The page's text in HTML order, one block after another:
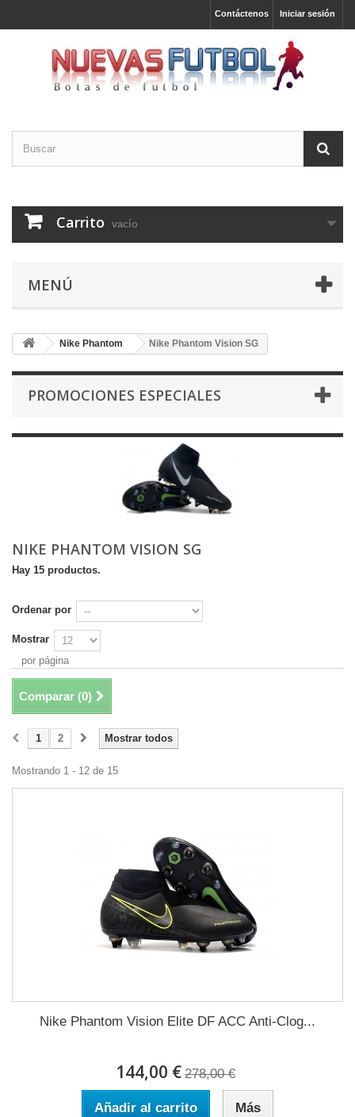
Iniciar sesión
Contáctenos
Carrito vacío
MENÚ
Nike Phantom Nike Phantom Vision SG
PROMOCIONES ESPECIALES
NIKE PHANTOM VISION SG
Hay 15 productos.
Ordenar por
Mostrar
por página
Comparar (0)
Mostrar todos
1 2
Mostrando 1 - 12 de 15
Nike Phantom Vision Elite DF ACC Anti-Clog...
144,00 € 278,00 €
Añadir al carrito Más